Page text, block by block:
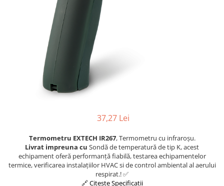
Osciloscoape B&K PRECISION
Osciloscoape FLUKE
Osciloscoape GW INSTEK
Osciloscoape HANTEK
Osciloscoape KEYSIGHT
Osciloscoape OWON
Osciloscoape ROHDE & SCHWARZ
Osciloscoape TELEDYNE LECROY
Osciloscoape UNI-T
37,27 Lei
Termometru EXTECH IR267, Termometru cu infraroșu.
Livrat impreuna cu Sondă de temperatură de tip K, acest
echipament oferă performanță fiabilă, testarea echipamentelor
termice, verificarea instalațiilor HVAC si de control ambiental al aerului
respirat.! ✅
🔗 Citeste Specificatii